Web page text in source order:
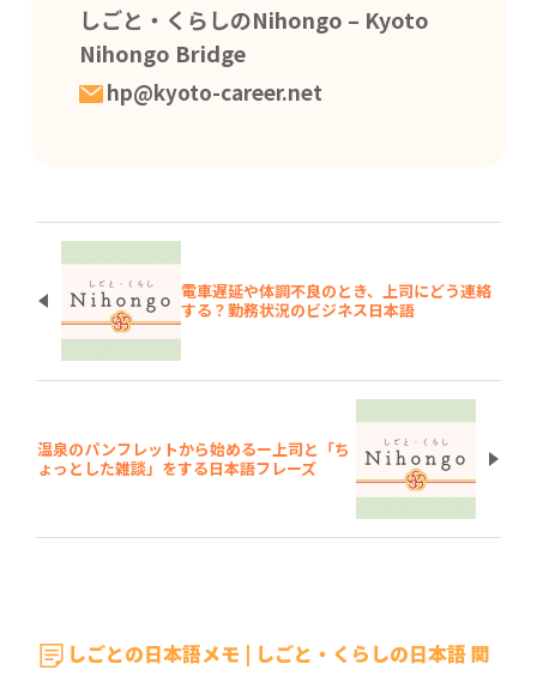
しごと・くらしのNihongo – Kyoto
Nihongo Bridge
hp@kyoto-career.net
電車遅延や体調不良のとき、上司にどう連絡
する？勤務状況のビジネス日本語
温泉のパンフレットから始めるー上司と「ち
ょっとした雑談」をする日本語フレーズ
しごとの日本語メモ | しごと・くらしの日本語 関